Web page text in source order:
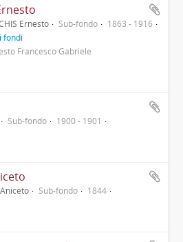
Ernesto Sub-fondo
1863 - 1916
fondi
Francesco Gabriele
Sub-fondo
1900 - 1901
Sub-fondo
1844